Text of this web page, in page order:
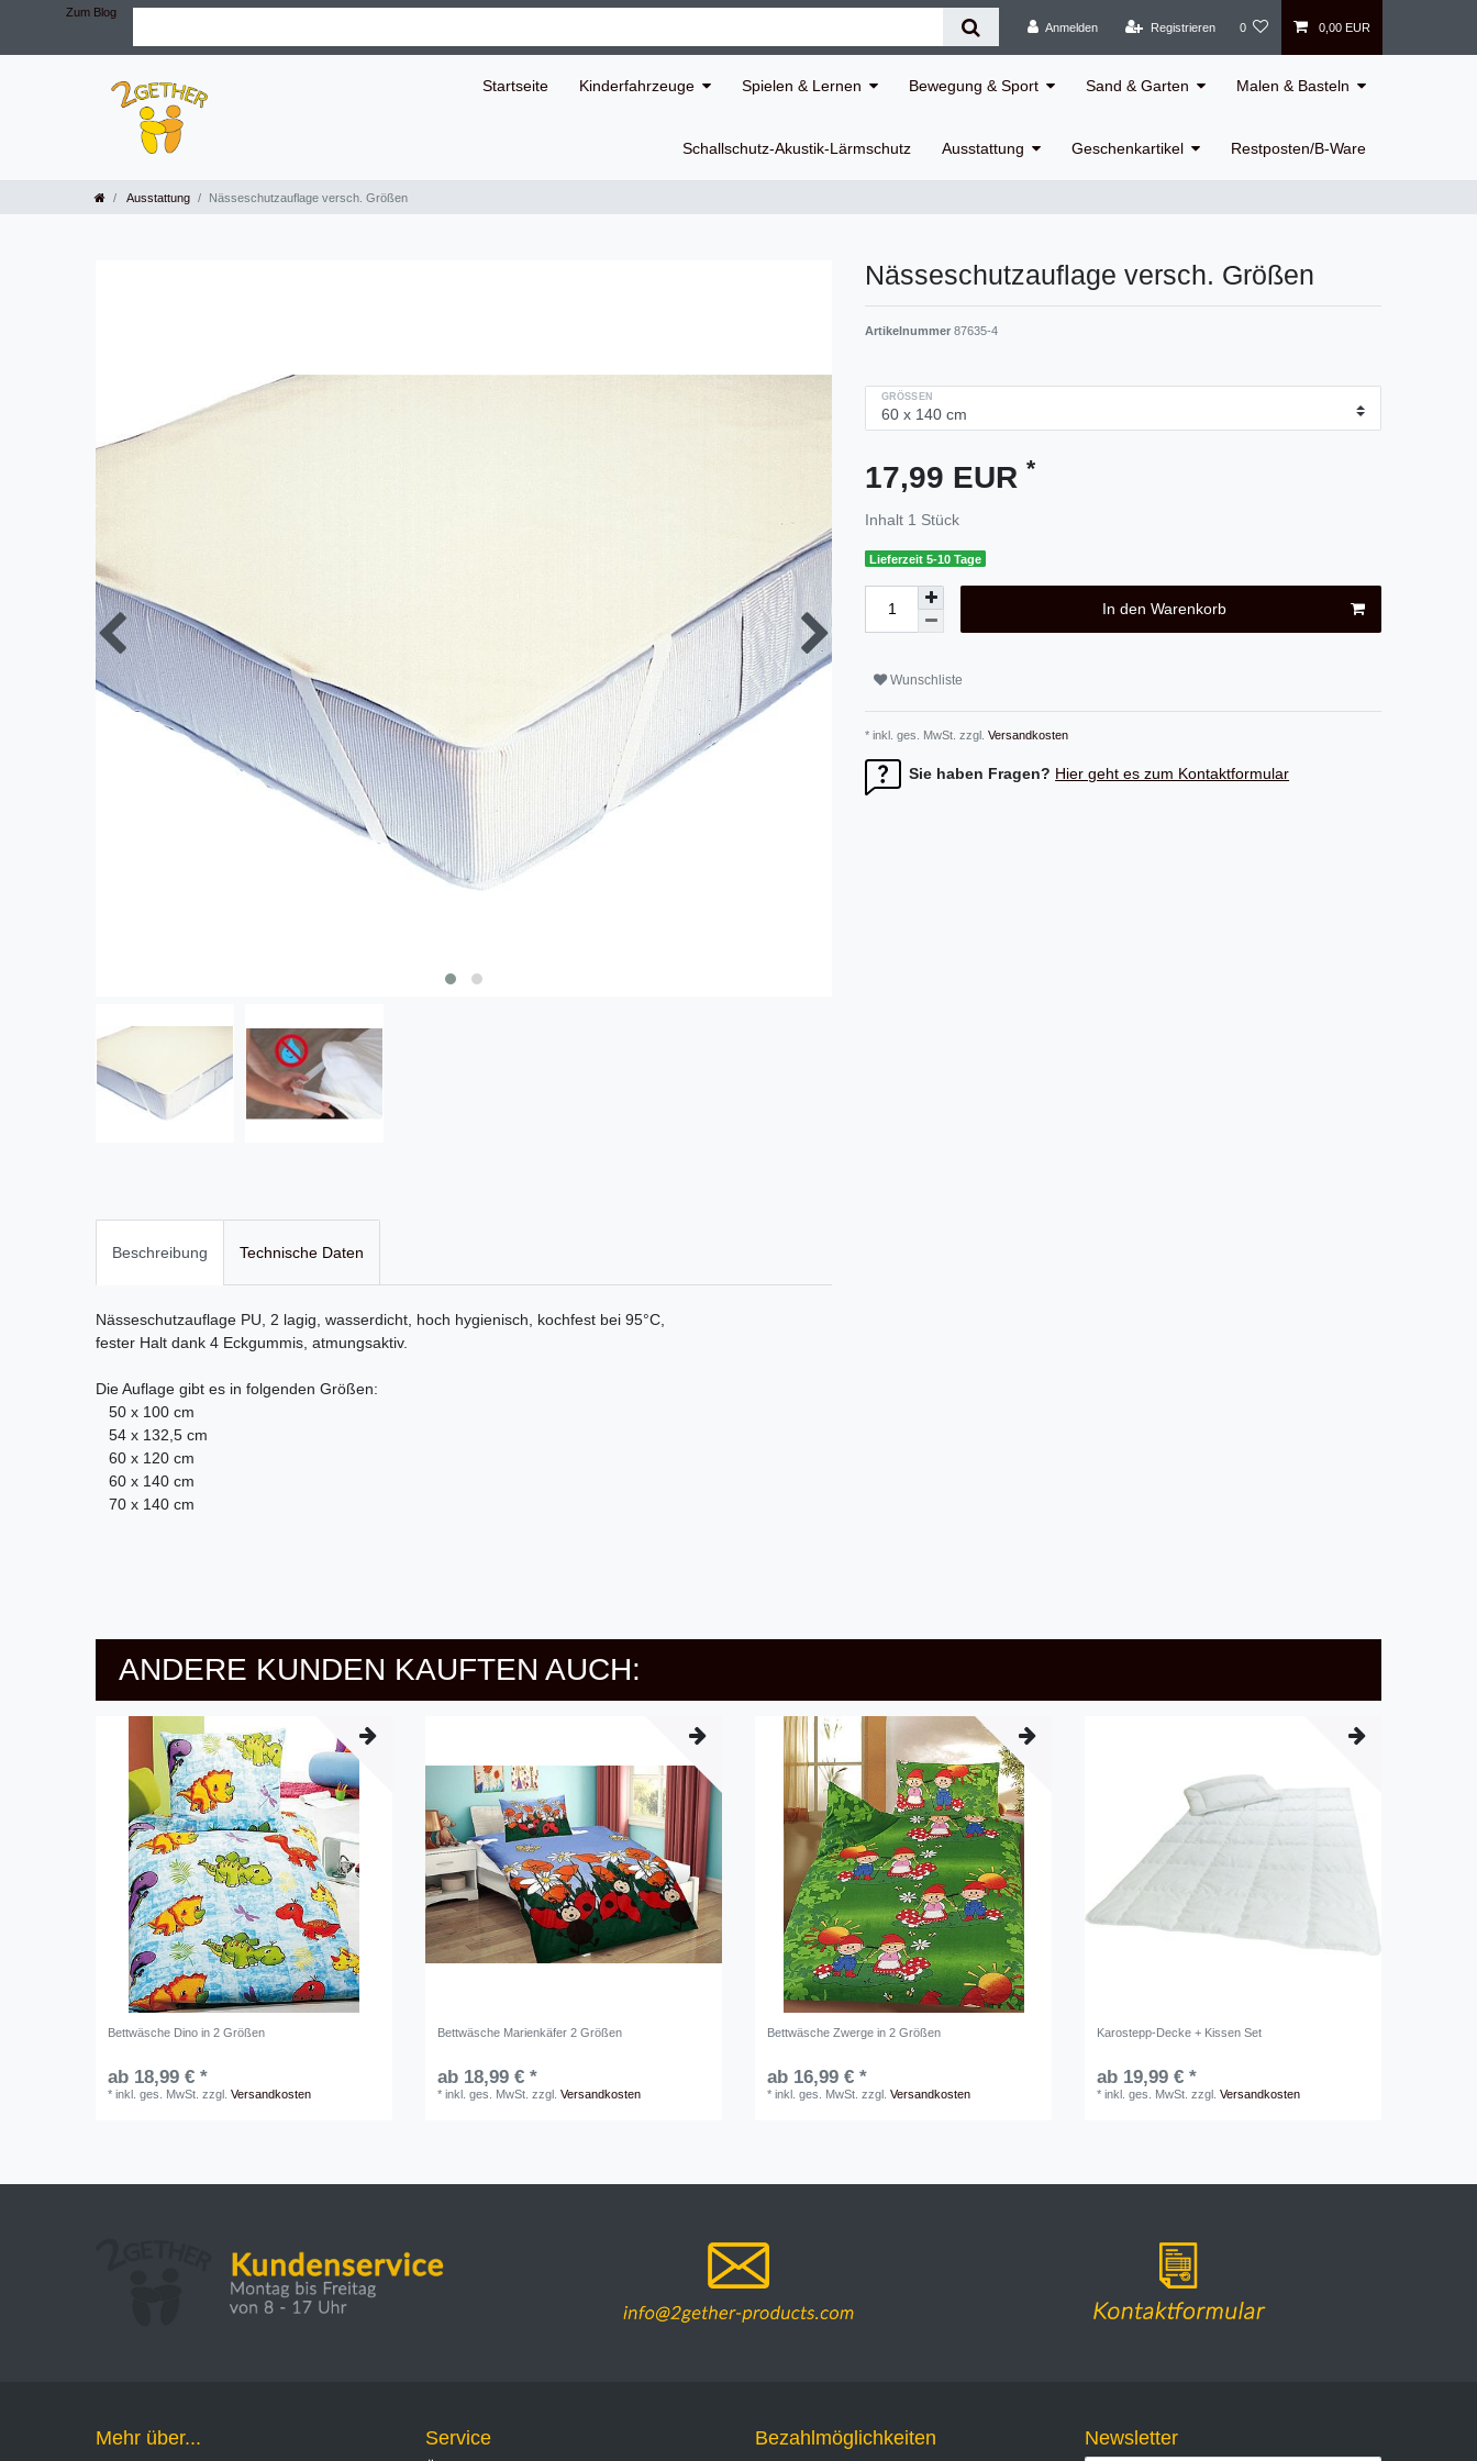
Zum Blog
Anmelden
Registrieren 0 0,00 EUR
Startseite Kinderfahrzeuge Spielen & Lernen Bewegung & Sport Sand & Garten Malen & Basteln
Schallschutz-Akustik-Lärmschutz Ausstattung Geschenkartikel Restposten/B-Ware
Ausstattung Nässeschutzauflage versch. Größen
Nässeschutzauflage versch. Größen
Artikelnummer 87635-4
GRÖSSEN
17,99 EUR *
Inhalt 1 Stück
Lieferzeit 5-10 Tage
In den Warenkorb
Wunschliste
* inkl. ges. MwSt. zzgl. Versandkosten
Sie haben Fragen? Hier geht es zum Kontaktformular
Beschreibung Technische Daten
Nässeschutzauflage PU, 2 lagig, wasserdicht, hoch hygienisch, kochfest bei 95°C,
fester Halt dank 4 Eckgummis, atmungsaktiv.
Die Auflage gibt es in folgenden Größen:
50 x 100 cm
54 x 132,5 cm
60 x 120 cm
60 x 140 cm
70 x 140 cm
ANDERE KUNDEN KAUFTEN AUCH:
Bettwäsche Dino in 2 Größen
ab 18,99 € *
*inkl. ges. MwSt. zzgl.Versandkosten
Bettwäsche Marienkäfer 2 Größen
ab 18,99 € *
*inkl. ges. MwSt. zzgl.Versandkosten
Bettwäsche Zwerge in 2 Größen
ab 16,99 € *
*inkl. ges. MwSt. zzgl.Versandkosten
Karostepp-Decke + Kissen Set
ab 19,99 € *
*inkl. ges. MwSt. zzgl.Versandkosten
Mehr über... Service Bezahlmöglichkeiten Newsletter